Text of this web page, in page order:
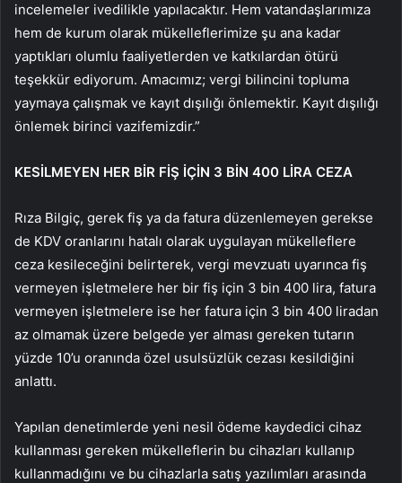
incelemeler ivedilikle yapılacaktır. Hem vatandaşlarımıza
hem de kurum olarak mükelleflerimize şu ana kadar
yaptıkları olumlu faaliyetlerden ve katkılardan ötürü
teşekkür ediyorum. Amacımız; vergi bilincini topluma
yaymaya çalışmak ve kayıt dışılığı önlemektir. Kayıt dışılığı
önlemek birinci vazifemizdir.”
KESİLMEYEN HER BİR FİŞ İÇİN 3 BİN 400 LİRA CEZA
Rıza Bilgiç, gerek fiş ya da fatura düzenlemeyen gerekse
de KDV oranlarını hatalı olarak uygulayan mükelleflere
ceza kesileceğini belirterek, vergi mevzuatı uyarınca fiş
vermeyen işletmelere her bir fiş için 3 bin 400 lira, fatura
vermeyen işletmelere ise her fatura için 3 bin 400 liradan
az olmamak üzere belgede yer alması gereken tutarın
yüzde 10’u oranında özel usulsüzlük cezası kesildiğini
anlattı.
Yapılan denetimlerde yeni nesil ödeme kaydedici cihaz
kullanması gereken mükelleflerin bu cihazları kullanıp
kullanmadığını ve bu cihazlarla satış yazılımları arasında